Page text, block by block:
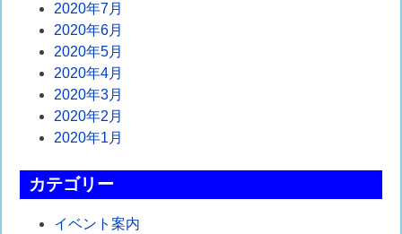
2020年7月
2020年6月
2020年5月
2020年4月
2020年3月
2020年2月
2020年1月
カテゴリー
イベント案内